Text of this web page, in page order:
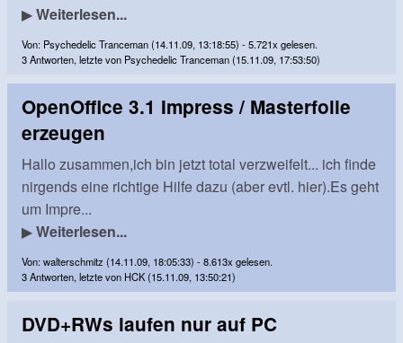
▶Weiterlesen...
Von: Psychedelic Tranceman (14.11.09, 13:18:55) - 5.721x gelesen.
3 Antworten, letzte von Psychedelic Tranceman (15.11.09, 17:53:50)
OpenOffice 3.1 Impress / Masterfolie
erzeugen
Hallo zusammen,ich bin jetzt total verzweifelt... ich finde
nirgends eine richtige Hilfe dazu (aber evtl. hier).Es geht
um Impre...
▶Weiterlesen...
Von: walterschmitz (14.11.09, 18:05:33) - 8.613x gelesen.
3 Antworten, letzte von HCK (15.11.09, 13:50:21)
DVD+RWs laufen nur auf PC